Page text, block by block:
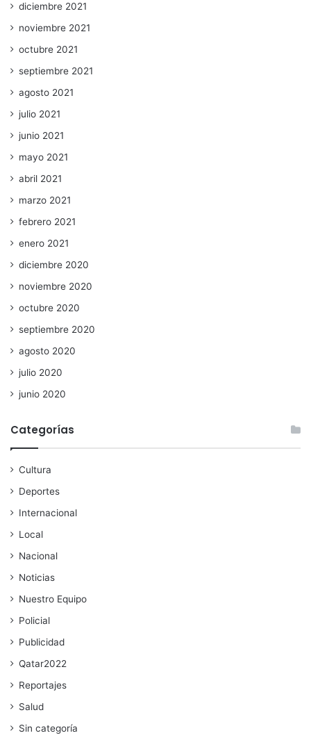
diciembre 2021
noviembre 2021
octubre 2021
septiembre 2021
agosto 2021
julio 2021
junio 2021
mayo 2021
abril 2021
marzo 2021
febrero 2021
enero 2021
diciembre 2020
noviembre 2020
octubre 2020
septiembre 2020
agosto 2020
julio 2020
junio 2020
Categorías
Cultura
Deportes
Internacional
Local
Nacional
Noticias
Nuestro Equipo
Policial
Publicidad
Qatar2022
Reportajes
Salud
Sin categoría